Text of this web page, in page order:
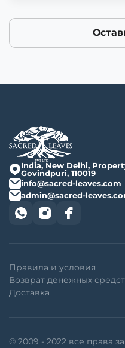
India, New Delhi,
Govindpuri, 110019
info@sacred-leaves.com
admin@sacred-
Правила и условия
Возврат денежных
Доставка
© 2009 - 2022 все права